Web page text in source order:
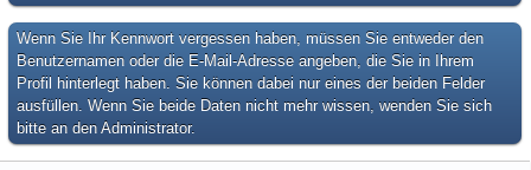
Wenn Sie Ihr Kennwort vergessen haben, müssen Sie entweder den
Benutzernamen oder die E-Mail-Adresse angeben, die Sie in Ihrem
Profil hinterlegt haben. Sie können dabei nur eines der beiden Felder
ausfüllen. Wenn Sie beide Daten nicht mehr wissen, wenden Sie sich
bitte an den Administrator.